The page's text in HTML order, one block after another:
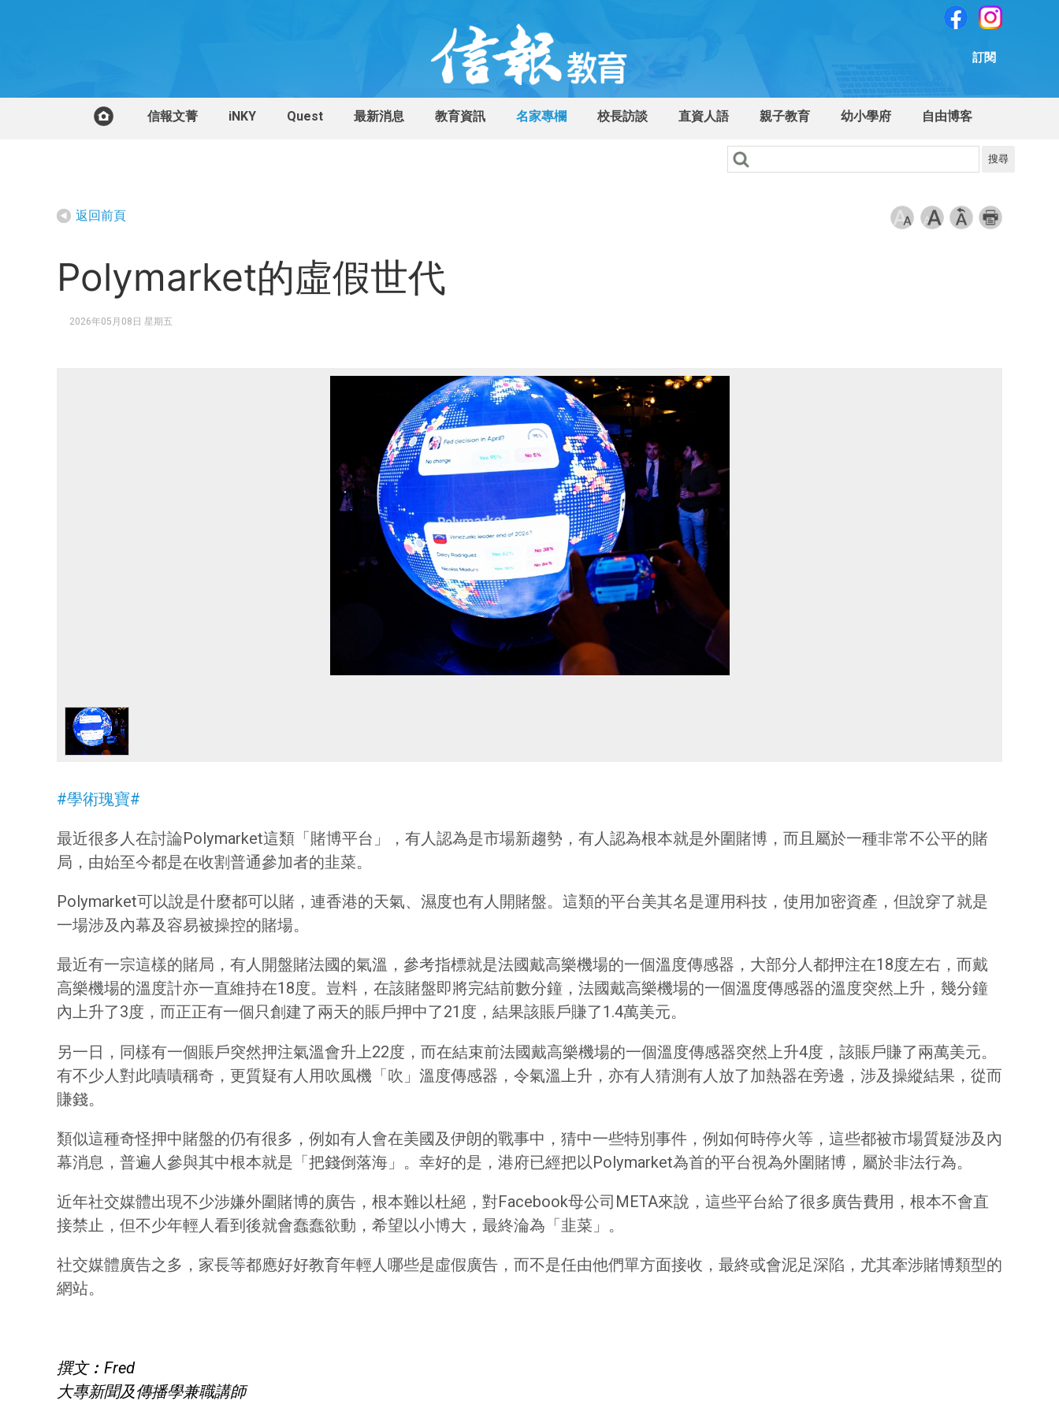
訂閱
信報文菁 iNKY Quest 最新消息 教育資訊 名家專欄 校長訪談 直資人語 親子教育 幼小學府 自由博客
搜尋
返回前頁
Polymarket的虛假世代
2026年05月08日 星期五
#學術瑰寶#
最近很多人在討論Polymarket這類「賭博平台」，有人認為是市場新趨勢，有人認為根本就是外圍賭博，而且屬於一種非常不公平的賭
局，由始至今都是在收割普通參加者的韭菜。
Polymarket可以說是什麼都可以賭，連香港的天氣、濕度也有人開賭盤。這類的平台美其名是運用科技，使用加密資產，但說穿了就是
一場涉及內幕及容易被操控的賭場。
最近有一宗這樣的賭局，有人開盤賭法國的氣溫，參考指標就是法國戴高樂機場的一個溫度傳感器，大部分人都押注在18度左右，而戴
高樂機場的溫度計亦一直維持在18度。豈料，在該賭盤即將完結前數分鐘，法國戴高樂機場的一個溫度傳感器的溫度突然上升，幾分鐘
內上升了3度，而正正有一個只創建了兩天的賬戶押中了21度，結果該賬戶賺了1.4萬美元。
另一日，同樣有一個賬戶突然押注氣溫會升上22度，而在結束前法國戴高樂機場的一個溫度傳感器突然上升4度，該賬戶賺了兩萬美元。
有不少人對此嘖嘖稱奇，更質疑有人用吹風機「吹」溫度傳感器，令氣溫上升，亦有人猜測有人放了加熱器在旁邊，涉及操縱結果，從而
賺錢。
類似這種奇怪押中賭盤的仍有很多，例如有人會在美國及伊朗的戰事中，猜中一些特別事件，例如何時停火等，這些都被市場質疑涉及內
幕消息，普遍人參與其中根本就是「把錢倒落海」。幸好的是，港府已經把以Polymarket為首的平台視為外圍賭博，屬於非法行為。
近年社交媒體出現不少涉嫌外圍賭博的廣告，根本難以杜絕，對Facebook母公司META來說，這些平台給了很多廣告費用，根本不會直
接禁止，但不少年輕人看到後就會蠢蠢欲動，希望以小博大，最終淪為「韭菜」。
社交媒體廣告之多，家長等都應好好教育年輕人哪些是虛假廣告，而不是任由他們單方面接收，最終或會泥足深陷，尤其牽涉賭博類型的
網站。
撰文︰Fred
大專新聞及傳播學兼職講師